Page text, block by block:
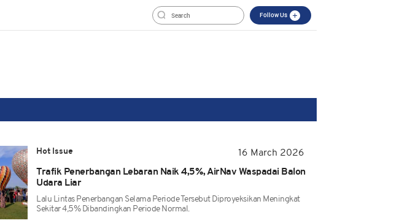
Follow Us
Hot Issue
16 March 2026
Trafik Penerbangan Lebaran Naik 4,5%, AirNav Waspadai Balon
Udara Liar
Lalu Lintas Penerbangan Selama Periode Tersebut Diproyeksikan Meningkat
Sekitar 4,5% Dibandingkan Periode Normal.